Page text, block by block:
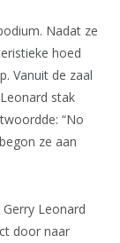
Nadat ze
hoed
Vanuit de zaal
stak
“No
ze aan
Gerry Leonard
door naar